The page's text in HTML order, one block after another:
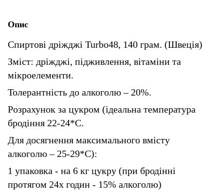
Опис
Спиртові дріжджі Turbo48, 140 грам. (Швеція)
Зміст: дріжджі, підживлення, вітаміни та
мікроелементи.
Толерантність до алкоголю – 20%.
Розрахунок за цукром (ідеальна температура
бродіння 22-24*С.
Для досягнення максимального вмісту
алкоголю – 25-29*С):
1 упаковка - на 6 кг цукру (при бродінні
протягом 24х годин - 15% алкоголю)